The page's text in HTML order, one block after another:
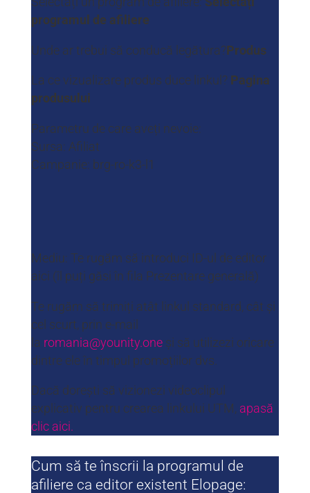
programul de afiliere
Unde ar trebui să conducă legătura?Produs
La ce vizualizare produs duce linkul? Pagina
produsului
Parametru de care aveți nevoie:
Sursa: Afiliat
Campanie: brg-ro-k3-l1
Mediu: Te rugăm să introduci ID-ul de editor
aici (îl puți găsi în fila Prezentare generală)
Te rugăm să trimiți atât linkul standard, cât și
cel scurt, prin e-mail
la romania@younity.oneși să utilizezi oricare
dintre ele în timpul promoțiilor dvs.
Dacă dorești să vizionezi videoclipul
explicativ pentru crearea linkului UTM, apasă
clic aici.
Cum să te înscrii la programul de
afiliere ca editor existent Elopage: